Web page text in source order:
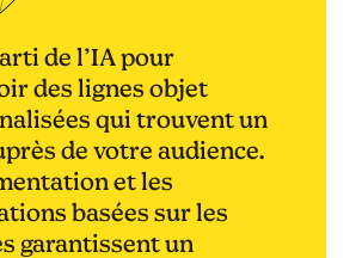
de l’IA pour
des lignes objet
qui trouvent un
de votre audience.
et les
basées sur les
garantissent un